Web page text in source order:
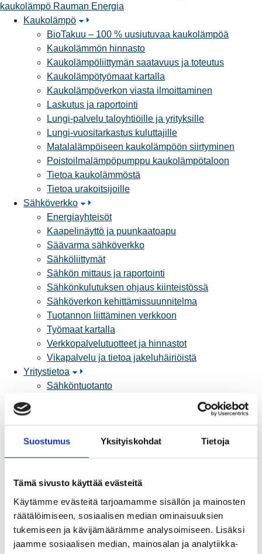
Suostumus Yksityiskohdat Tietoja
Tämä sivusto käyttää evästeitä
Käytämme evästeitä tarjoamamme sisällön ja mainosten
räätälöimiseen, sosiaalisen median ominaisuuksien
tukemiseen ja kävijämäärämme analysoimiseen. Lisäksi
jaamme sosiaalisen median, mainosalan ja analytiikka-
kaukolämpö Rauman Energia
Kaukolämpö
BioTakuu – 100 % uusiutuvaa kaukolämpöä
Kaukolämmön hinnasto
Kaukolämpöliittymän saatavuus ja toteutus
Kaukolämpötyömaat kartalla
Kaukolämpöverkon viasta ilmoittaminen
Laskutus ja raportointi
Lungi-palvelu taloyhtiöille ja yrityksille
Lungi-vuositarkastus kuluttajille
Matalalämpöiseen kaukolämpöön siirtyminen
Poistoilmalämpöpumppu kaukolämpötaloon
Tietoa kaukolämmöstä
Tietoa urakoitsijoille
Sähköverkko
Energiayhteisöt
Kaapelinäyttö ja puunkaatoapu
Säävarma sähköverkko
Sähköliittymät
Sähkön mittaus ja raportointi
Sähkönkulutuksen ohjaus kiinteistössä
Sähköverkon kehittämissuunnitelma
Tuotannon liittäminen verkkoon
Työmaat kartalla
Verkkopalvelutuotteet ja hinnastot
Vikapalvelu ja tietoa jakeluhäiriöistä
Yritystietoa
Sähköntuotanto
Yhteistyöverkosto
Palvelut
Aurinkosähkön hankinta
Kulutuksen seuranta
Laskutus
Muuttajalle
Sähköauton lataaminen
Valtakirja ja asiointi toisen puolesta